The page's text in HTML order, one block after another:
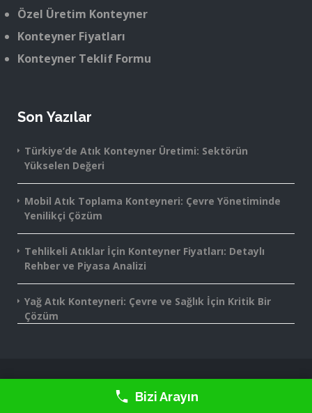
Özel Üretim Konteyner
Konteyner Fiyatları
Konteyner Teklif Formu
Son Yazılar
Türkiye’de Atık Konteyner Üretimi: Sektörün
Yükselen Değeri
Mobil Atık Toplama Konteyneri: Çevre Yönetiminde
Yenilikçi Çözüm
Tehlikeli Atıklar İçin Konteyner Fiyatları: Detaylı
Rehber ve Piyasa Analizi
Yağ Atık Konteyneri: Çevre ve Sağlık İçin Kritik Bir
Çözüm
2016-2025 Monte Grup® - Tüm Hakları Saklıdır.
Bizi Arayın